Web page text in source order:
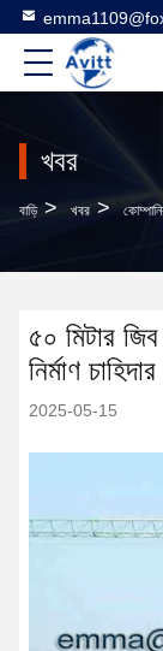
খবর
বাড়ি > খবর > কোম্পানির
৫০ মিটার
নির্মাণ
2025-05-15